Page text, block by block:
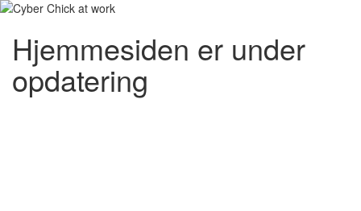
Hjemmesiden er under
opdatering